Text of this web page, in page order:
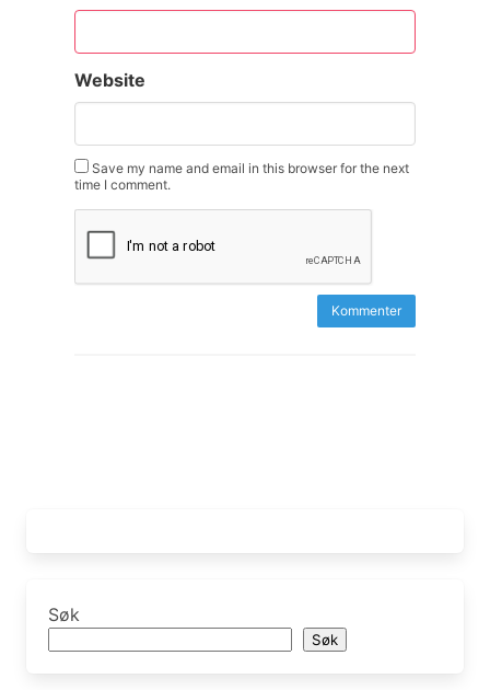
Website
Save my name and email in this browser for the next
time I comment.
Søk
Søk